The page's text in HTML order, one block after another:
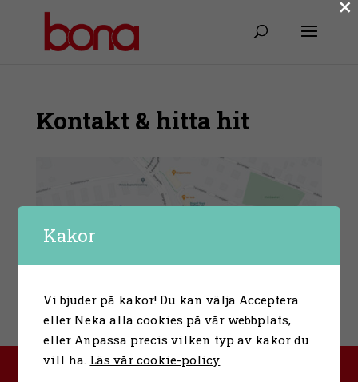
Kontakt & hitta hit
Kakor
Vi bjuder på kakor! Du kan välja Acceptera
eller Neka alla cookies på vår webbplats,
eller Anpassa precis vilken typ av kakor du
vill ha. Läs vår cookie-policy